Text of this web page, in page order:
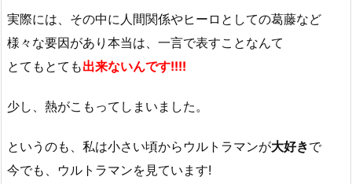
実際には、その中に人間関係やヒーロとしての葛藤など
様々な要因があり本当は、一言で表すことなんて
とてもとても出来ないんです!!!!
少し、熱がこもってしまいました。
というのも、私は小さい頃からウルトラマンが大好きで
今でも、ウルトラマンを見ています!